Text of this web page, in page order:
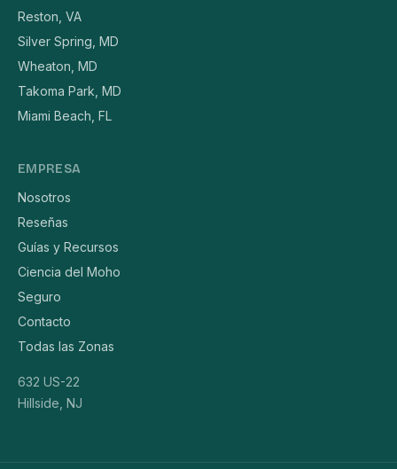
Reston, VA
Silver Spring, MD
Wheaton, MD
Takoma Park, MD
Miami Beach, FL
EMPRESA
Nosotros
Reseñas
Guías y Recursos
Ciencia del Moho
Seguro
Contacto
Todas las Zonas
632 US-22
Hillside, NJ